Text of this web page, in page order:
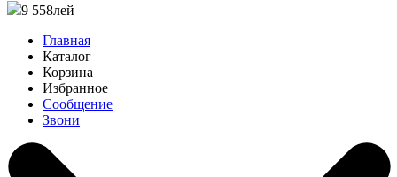
9 558лей
Главная
Каталог
Корзина
Избранное
Сообщение
Звони